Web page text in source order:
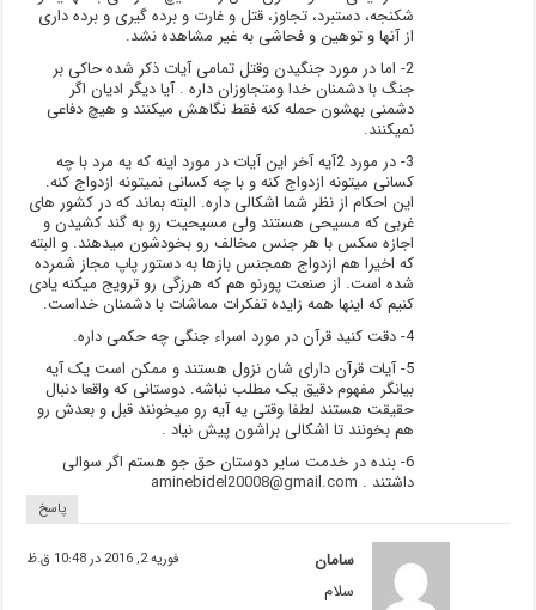
شکنجه، دستبرد، تجاوز، قتل و غارت و برده گیری و برده داری
از آنها و توهین و فحاشی به غیر مشاهده نشد.
2- اما در مورد جنگیدن وقتل تمامی آیات ذکر شده حاکی بر
جنگ با دشمنان خدا ومتجاوزان داره . آیا دیگر ادیان اگر
دشمنی بهشون حمله کنه فقط نگاهش میکنند و هیچ دفاعی
نمیکنند.
3- در مورد 2آیه آخر این آیات در مورد اینه که یه مرد با چه
کسانی میتونه ازدواج کنه و با چه کسانی نمیتونه ازدواج کنه.
این احکام از نظر شما اشکالی داره. البته بماند که در کشور های
غربی که مسیحی هستند ولی مسیحیت رو به گند کشیدن و
اجازه سکس با هر جنس مخالف رو بخودشون میدهند. و البته
که اخیرا هم ازدواج همجنس بازها به دستور پاپ مجاز شمرده
شده است. از صنعت پورنو هم که هرزگی رو ترویج میکنه یادی
کنیم که اینها همه زایده تفکرات مماشات با دشمنان خداست.
4- دقت کنید قرآن در مورد اسراء جنگی چه حکمی داره.
5- آیات قرآن دارای شان نزول هستند و ممکن است یک آیه
بیانگر مفهوم دقیق یک مطلب نباشه. دوستانی که واقعا دنبال
حقیقت هستند لطفا وقتی یه آیه رو میخونند قبل و بعدش رو
هم بخونند تا اشکالی براشون پیش نیاد .
6- بنده در خدمت سایر دوستان حق جو هستم اگر سوالی
داشتند . aminebidel20008@gmail.com
پاسخ
سامان فوریه 2, 2016 در 10:48 ق.ظ
سلام